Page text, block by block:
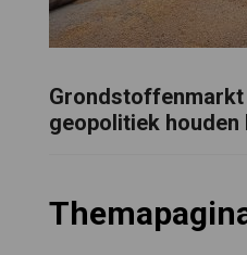
geopolitiek houden